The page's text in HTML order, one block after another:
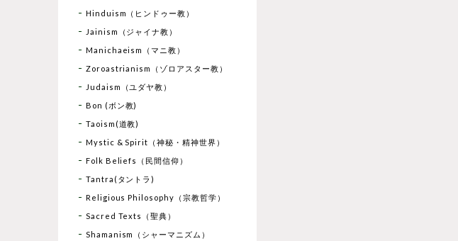
Hinduism（ヒンドゥー教）
Jainism（ジャイナ教）
Manichaeism（マニ教）
Zoroastrianism（ゾロアスター教）
Judaism（ユダヤ教）
Bon (ボン教)
Taoism(道教)
Mystic & Spirit（神秘・精神世界）
Folk Beliefs（民間信仰）
Tantra(タントラ)
Religious Philosophy（宗教哲学）
Sacred Texts（聖典）
Shamanism（シャーマニズム）